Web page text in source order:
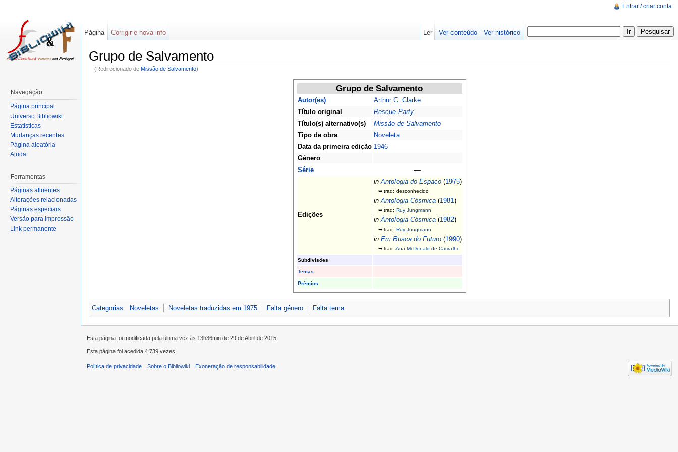
Grupo de Salvamento
(Redirecionado de Missão de Salvamento)
Grupo de Salvamento
Autor(es)
Arthur C. Clarke
Título original
Rescue Party
Título(s) alternativo(s)
Missão de Salvamento
Tipo de obra
Noveleta
Data da primeira edição 1946
Género
Série
—
Edições
in Antologia do Espaço(1975)
➥ trad: desconhecido
in Antologia Cósmica(1981)
➥ trad: Ruy Jungmann
in Antologia Cósmica(1982)
➥ trad: Ruy Jungmann
in Em Busca do Futuro(1990)
➥ trad: Ana McDonald de Carvalho
Subdivisões
Temas
Prémios
Categorias: Noveletas Noveletas traduzidas em 1975 Falta género Falta tema
Entrar / criar conta
Página Corrigir e nova info Ler Ver conteúdo Ver histórico
Navegação
Página principal
Universo Bibliowiki
Estatísticas
Mudanças recentes
Página aleatória
Ajuda
Ferramentas
Páginas afluentes
Alterações relacionadas
Páginas especiais
Versão para impressão
Link permanente
Esta página foi modificada pela última vez às 13h36min de 29 de Abril de 2015.
Esta página foi acedida 4 739 vezes.
Política de privacidade Sobre o Bibliowiki Exoneração de responsabilidade